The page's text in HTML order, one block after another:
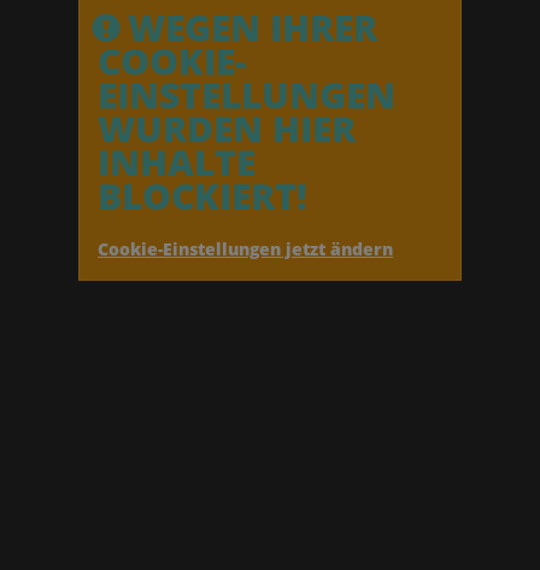
WEGEN IHRER
COOKIE-
EINSTELLUNGEN
WURDEN HIER
INHALTE
BLOCKIERT!
Cookie-Einstellungen jetzt ändern